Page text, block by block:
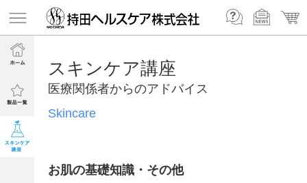
スキンケア講座
医療関係者からのアドバイス
Skincare
お肌の基礎知識・その他